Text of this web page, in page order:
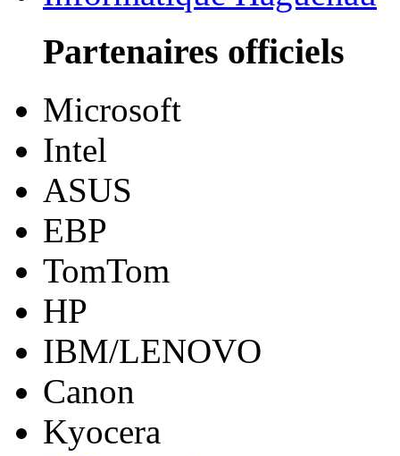
Partenaires officiels
Microsoft
Intel
ASUS
EBP
TomTom
HP
IBM/LENOVO
Canon
Kyocera